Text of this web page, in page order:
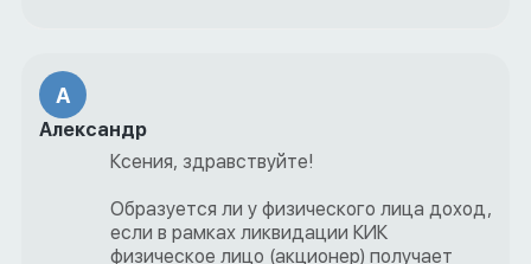
А
Александр
Ксения, здравствуйте!
Образуется ли у физического лица доход,
если в рамках ликвидации КИК
физическое лицо (акционер) получает